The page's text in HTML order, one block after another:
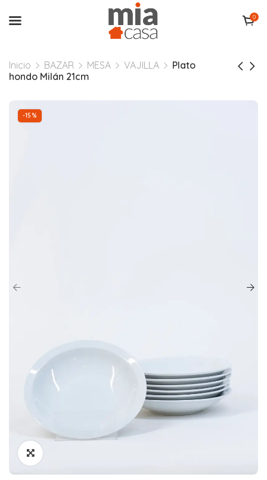
0
Inicio BAZAR MESA VAJILLA
Plato
hondo Milán 21cm
-15%